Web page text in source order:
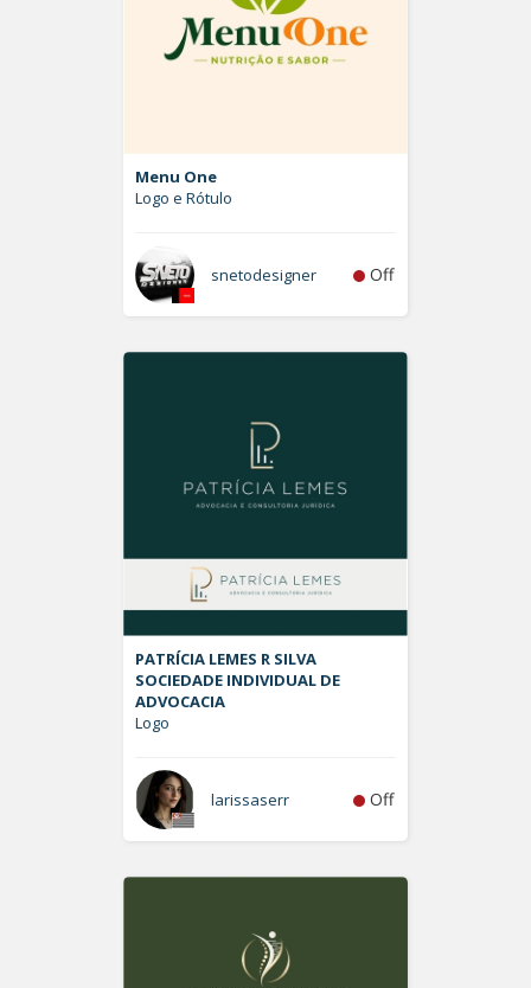
Menu One
Logo e Rótulo
snetodesigner Off
PATRÍCIA LEMES R SILVA
SOCIEDADE INDIVIDUAL DE
ADVOCACIA
Logo
larissaserr Off